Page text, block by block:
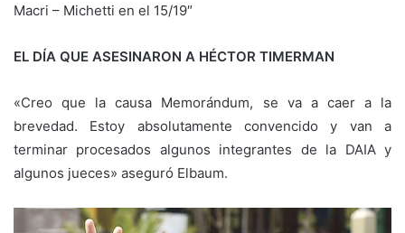
Macri – Michetti en el 15/19″
EL DÍA QUE ASESINARON A HÉCTOR TIMERMAN
«Creo que la causa Memorándum, se va a caer a la
brevedad. Estoy absolutamente convencido y van a
terminar procesados algunos integrantes de la DAIA y
algunos jueces» aseguró Elbaum.